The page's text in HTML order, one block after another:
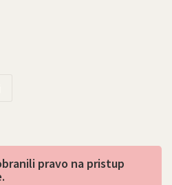
pravo na pristup